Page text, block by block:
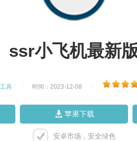
ssr小飞机最新
工具 时间：2023-12-08
苹果下载
安卓市场，安全绿色